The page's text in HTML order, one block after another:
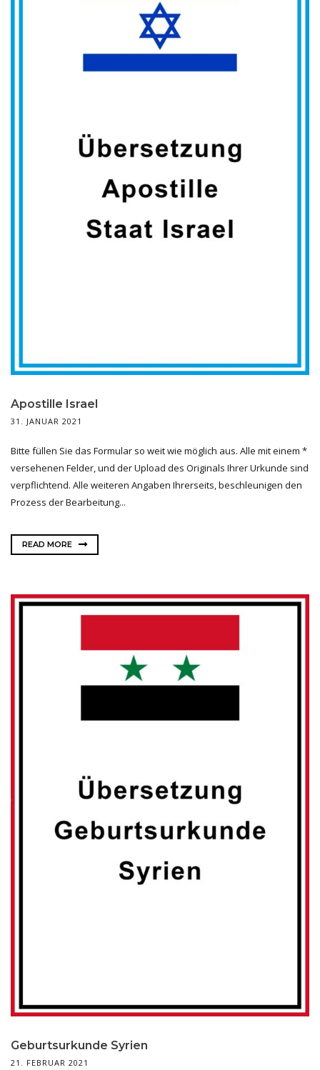
Apostille Israel
31. JANUAR 2021
Bitte füllen Sie das Formular so weit wie möglich aus. Alle mit einem *
versehenen Felder, und der Upload des Originals Ihrer Urkunde sind
verpflichtend. Alle weiteren Angaben Ihrerseits, beschleunigen den
Prozess der Bearbeitung...
READ MORE
Geburtsurkunde Syrien
21. FEBRUAR 2021